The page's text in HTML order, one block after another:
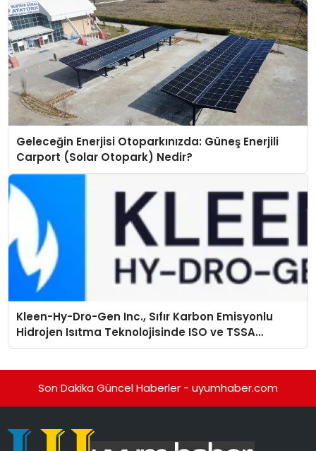
Geleceğin Enerjisi Otoparkınızda: Güneş Enerjili
Carport (Solar Otopark) Nedir?
Kleen-Hy-Dro-Gen Inc., Sıfır Karbon Emisyonlu
Hidrojen Isıtma Teknolojisinde ISO ve TSSA
Düzenleyici Onaylarını Aldı
Son Dakika Güncel Haberler - uyumhaber.com